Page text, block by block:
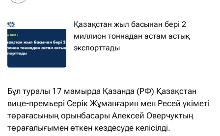
Қазақстан жыл басынан бері 2
миллион тоннадан астам астық
экспорттады
Бұл туралы 17 мамырда Қазанда (РФ) Қазақстан
вице-премьері Серік Жұманғарин мен Ресей үкіметі
төрағасының орынбасары Алексей Оверчуктың
төрағалығымен өткен кездесуде келісілді.